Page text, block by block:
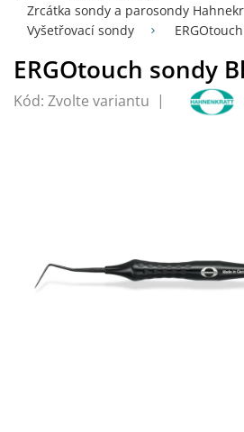
Zrcátka sondy a parosondy
Vyšetřovací sondy
ERGOtouch sondy
Kód: Zvolte variantu